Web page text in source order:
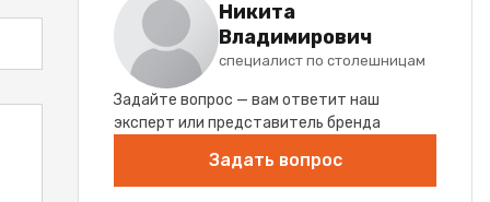
Никита
Владимирович
специалист по столешницам
Задайте вопрос — вам ответит наш
эксперт или представитель бренда
Задать вопрос